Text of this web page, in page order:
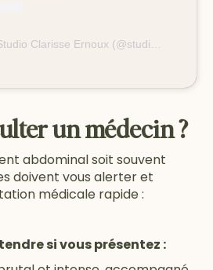
un médecin ?
abdominal soit souvent
doivent vous alerter et
médicale rapide :
si vous présentez :